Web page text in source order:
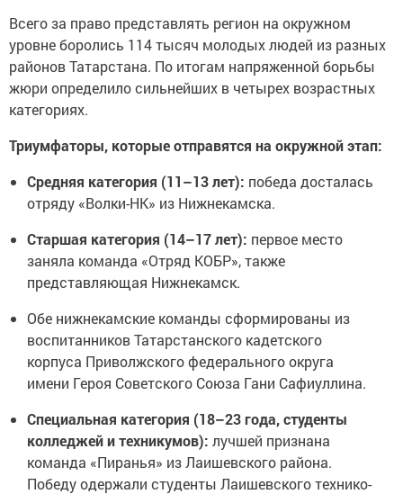
Всего за право представлять регион на окружном
уровне боролись 114 тысяч молодых людей из разных
районов Татарстана. По итогам напряженной борьбы
жюри определило сильнейших в четырех возрастных
категориях.
Триумфаторы, которые отправятся на окружной этап:
Средняя категория (11–13 лет): победа досталась
отряду «Волки-НК» из Нижнекамска.
Старшая категория (14–17 лет): первое место
заняла команда «Отряд КОБР», также
представляющая Нижнекамск.
Обе нижнекамские команды сформированы из
воспитанников Татарстанского кадетского
корпуса Приволжского федерального округа
имени Героя Советского Союза Гани Сафиуллина.
Специальная категория (18–23 года, студенты
колледжей и техникумов): лучшей признана
команда «Пиранья» из Лаишевского района.
Победу одержали студенты Лаишевского технико-